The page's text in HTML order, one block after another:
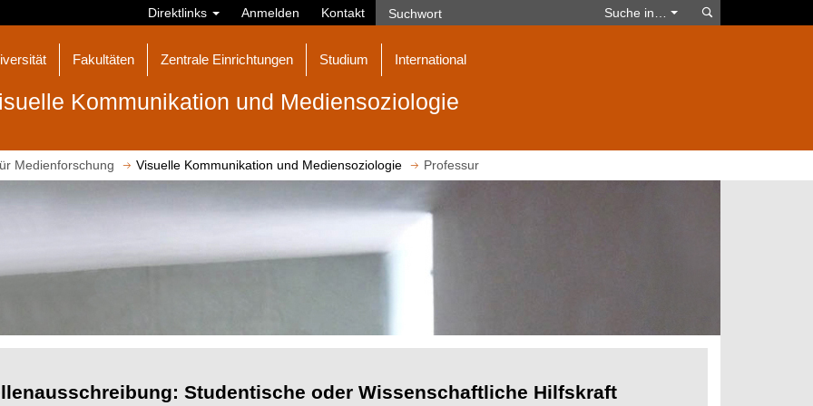
Direktlinks Anmelden Kontakt Suche in…
Fakultäten Zentrale Einrichtungen Studium International
Kommunikation und Mediensoziologie
Medienforschung Visuelle Kommunikation und Mediensoziologie Professur
Studentische oder Wissenschaftliche Hilfskraft